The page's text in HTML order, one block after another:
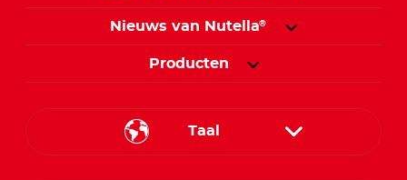
Nieuws van Nutella®
Producten
Taal